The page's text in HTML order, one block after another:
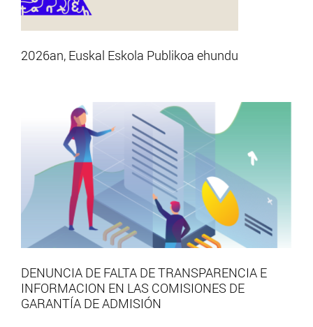
2026an, Euskal Eskola Publikoa ehundu
DENUNCIA DE FALTA DE TRANSPARENCIA E
INFORMACION EN LAS COMISIONES DE
GARANTÍA DE ADMISIÓN